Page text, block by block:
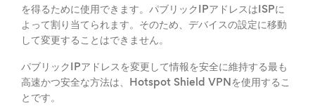
を得るために使用できます。パブリックIPアドレスはISPに
よって割り当てられます。そのため、デバイスの設定に移動
して変更することはできません。
パブリックIPアドレスを変更して情報を安全に維持する最も
高速かつ安全な方法は、Hotspot Shield VPNを使用するこ
とです。